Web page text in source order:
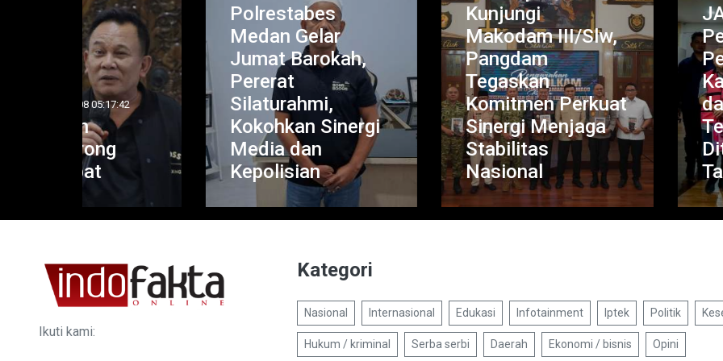
Polrestabes
Medan Gelar
Jumat Barokah,
Pererat
Silaturahmi,
Kokohkan Sinergi
Media dan
Kepolisian
Makodam III/Slw,
Pangdam
Tegaskan
Komitmen Perkuat
Sinergi Menjaga
Stabilitas
Nasional
JAM PIDSUS
Percepat
Penanganan
Kasus PETRAL
dan ISC, Lima
Tersangka
Ditahan, Satu
Tahanan Kota
Ikuti kami:
Kategori
Nasional Internasional Edukasi Infotainment Iptek Politik
Hukum / kriminal Serba serbi Daerah Ekonomi / bisnis Opini